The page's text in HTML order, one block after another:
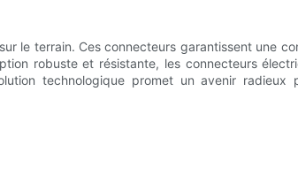
le terrain. Ces connecteurs garantissent une
robuste et résistante, les connecteurs
technologique promet un avenir